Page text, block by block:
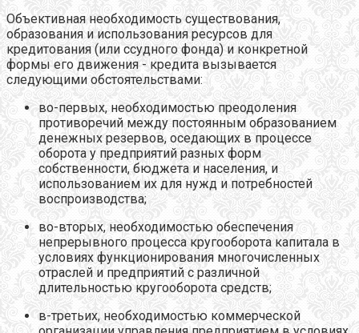
Объективная необходимость существования,
образования и использования ресурсов для
кредитования (или ссудного фонда) и конкретной
формы его движения - кредита вызывается
следующими обстоятельствами:
во-первых, необходимостью преодоления
противоречий между постоянным образованием
денежных резервов, оседающих в процессе
оборота у предприятий разных форм
собственности, бюджета и населения, и
использованием их для нужд и потребностей
воспроизводства;
во-вторых, необходимостью обеспечения
непрерывного процесса кругооборота капитала в
условиях функционирования многочисленных
отраслей и предприятий с различной
длительностью кругооборота средств;
в-третьих, необходимостью коммерческой